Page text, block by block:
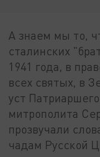
А знаем мы то,
сталинских
1941 года, в
всех святых, в
уст
митрополита
прозвучали
чадам Русской